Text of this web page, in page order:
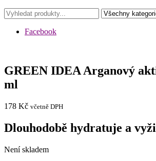
Facebook
GREEN IDEA Arganový
ml
178 Kč včetně DPH
Dlouhodobě hydratuje a
Není skladem